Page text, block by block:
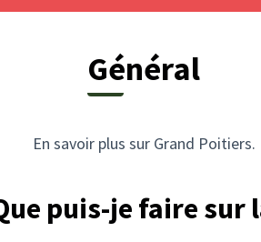
Général
En savoir plus sur Grand Poitiers.
puis-je faire sur